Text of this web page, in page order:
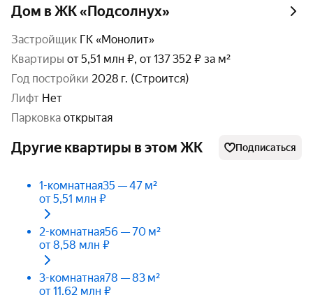
Дом в ЖК «Подсолнух»
Застройщик ГК «Монолит»
Квартиры от 5,51 млн ₽, от 137 352 ₽ за м²
год постройки 2028 г. (Строится)
Лифт Нет
парковка открытая
Другие квартиры в этом ЖК Подписаться
1-комнатная35 — 47 м²
от 5,51 млн ₽
2-комнатная56 — 70 м²
от 8,58 млн ₽
3-комнатная78 — 83 м²
от 11,62 млн ₽